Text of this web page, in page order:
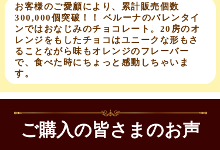
お客様のご愛顧により、累計販売個数
300,000個突破！！ ベルーナのバレンタイ
ンではおなじみのチョコレート。20房のオ
レンジをもしたチョコはユニークな形もさ
ることながら味もオレンジのフレーバー
で、食べた時にちょっと感動しちゃいま
す。
ご購入の皆さまのお声